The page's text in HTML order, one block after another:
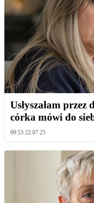
Usłyszałam
córka mówi do
09:53 22.07.25